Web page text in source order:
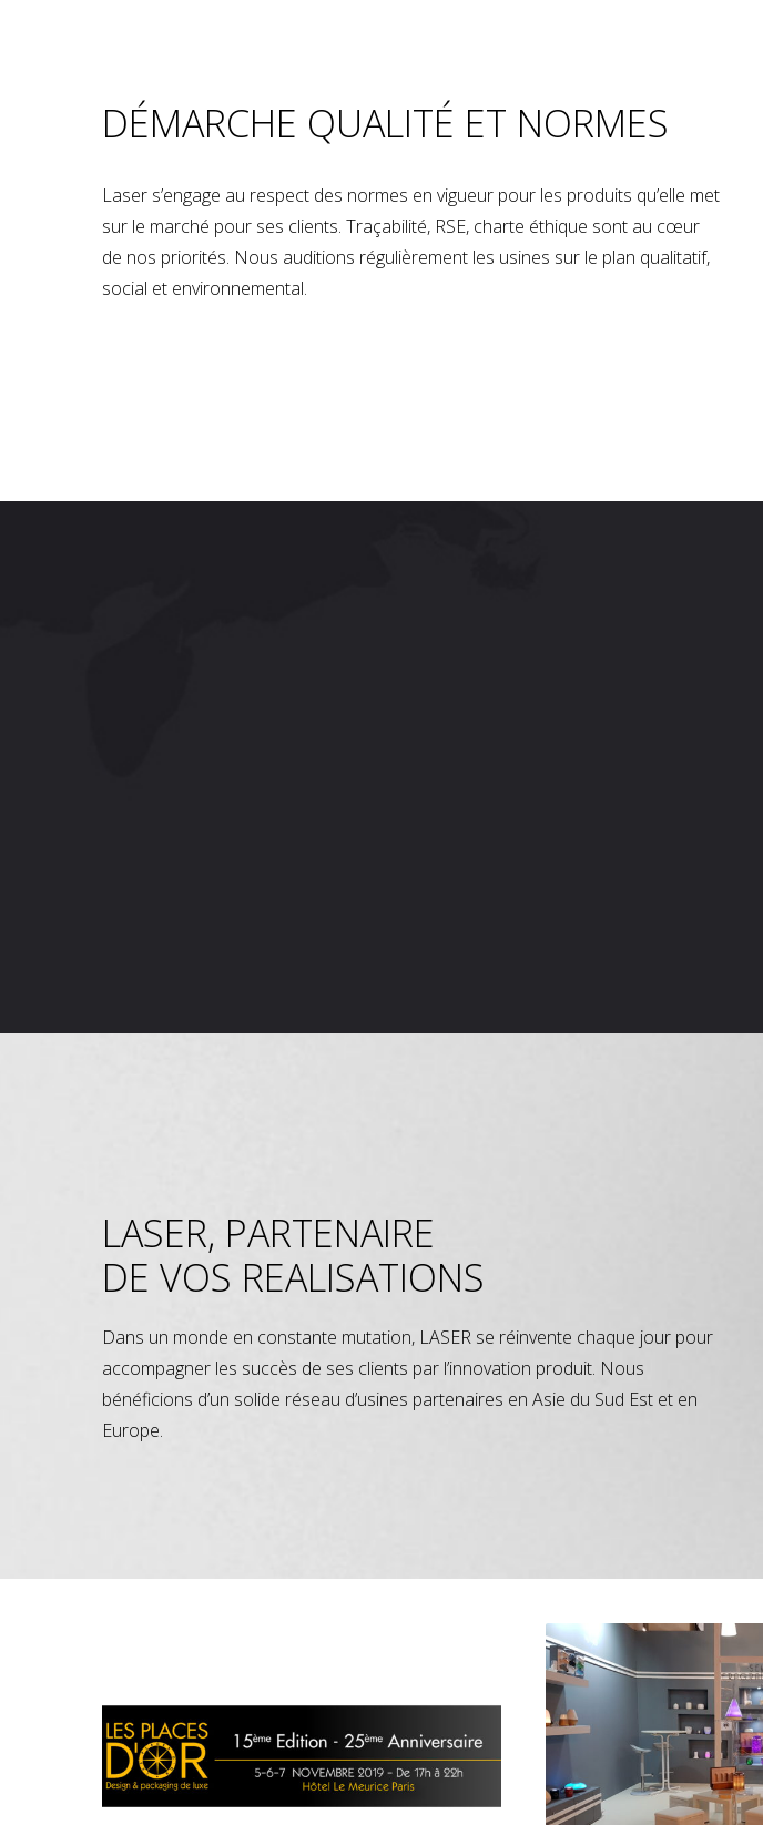
DÉMARCHE QUALITÉ ET NORMES
Laser s’engage au respect des normes en vigueur pour les produits qu’elle met
sur le marché pour ses clients. Traçabilité, RSE, charte éthique sont au cœur
de nos priorités. Nous auditions régulièrement les usines sur le plan qualitatif,
social et environnemental.
LASER, PARTENAIRE
DE VOS REALISATIONS
Dans un monde en constante mutation, LASER se réinvente chaque jour pour
accompagner les succès de ses clients par l’innovation produit. Nous
bénéficions d’un solide réseau d’usines partenaires en Asie du Sud Est et en
Europe.